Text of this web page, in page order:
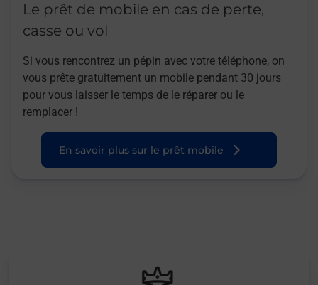
Le prêt de mobile en cas de perte,
casse ou vol
Si vous rencontrez un pépin avec votre téléphone, on
vous prête gratuitement un mobile pendant 30 jours
pour vous laisser le temps de le réparer ou le
remplacer !
En savoir plus sur le prêt mobile